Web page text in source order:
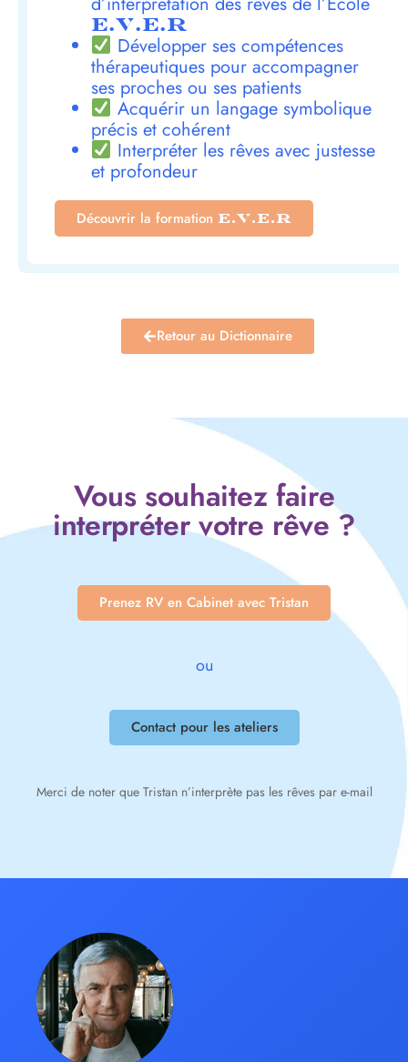
E.V.E.R
Développer ses compétences
thérapeutiques pour accompagner
ses proches ou ses patients
Acquérir un langage symbolique
précis et cohérent
Interpréter les rêves avec justesse
et profondeur
Découvrir la formation E.V.E.R
Retour au Dictionnaire
Vous souhaitez faire
interpréter votre rêve ?
Prenez RV en Cabinet avec Tristan
ou
Contact pour les ateliers
Merci de noter que Tristan n’interprète pas les rêves par e-mail